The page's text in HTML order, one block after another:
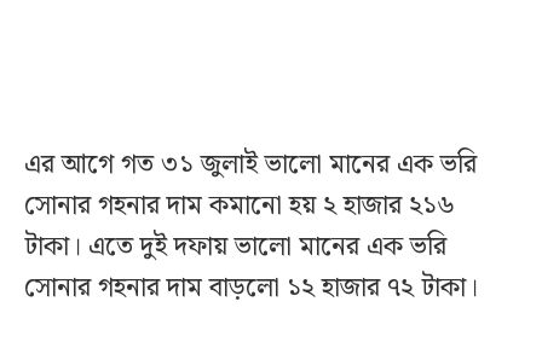
এর আগে গত ৩১ জুলাই ভালো মানের এক ভরি
সোনার গহনার দাম কমানো হয় ২ হাজার ২১৬
টাকা। এতে দুই দফায় ভালো মানের এক ভরি
সোনার গহনার দাম বাড়লো ১২ হাজার ৭২ টাকা।